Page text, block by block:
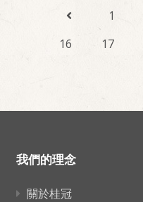
1
16
17
我們的理念
關於桂冠